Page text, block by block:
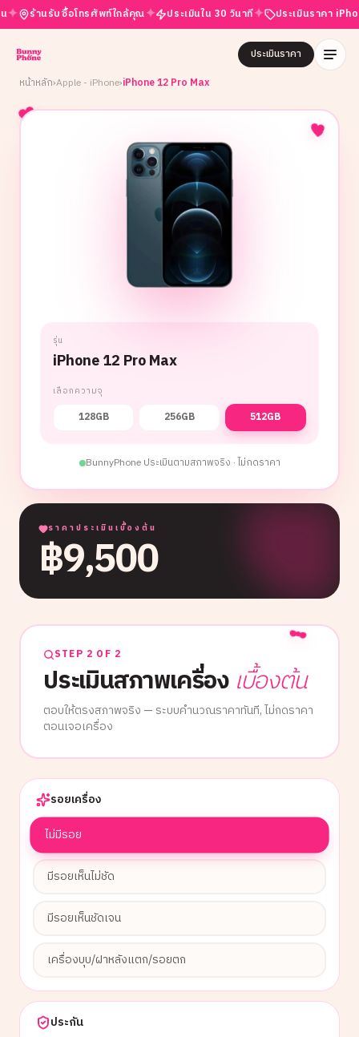
ร้านรับซื้อโทรศัพท์ใกล้คุณ✦ ประเมินใน 30 วินาที ✦ ประเมินราคา iPhone ฟ
ประเมินราคา
หน้าหลัก›Apple - iPhone›iPhone 12 Pro Max
รุ่น
iPhone 12 Pro Max
เลือกความจุ
128GB 256GB 512GB
BunnyPhone ประเมินตามสภาพจริง · ไม่กดราคา
ราคาประเมินเบื้องต้น
฿9,500
STEP 2 OF 2
ประเมินสภาพเครื่อง เบื้องต้น
ตอบให้ตรงสภาพจริง — ระบบคำนวณราคาทันที, ไม่กดราคา
ตอนเจอเครื่อง
รอยเครื่อง
ไม่มีรอย
มีรอยเห็นไม่ชัด
มีรอยเห็นชัดเจน
เครื่องบุบ/ฝาหลังแตก/รอยตก
ประกัน